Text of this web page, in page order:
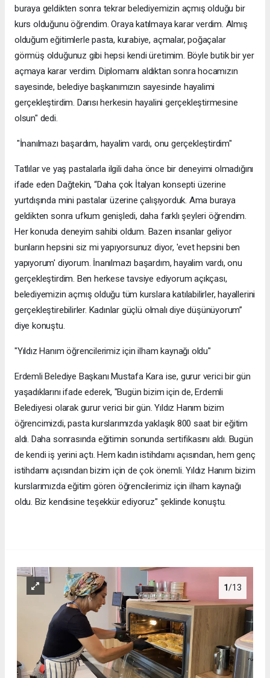
buraya geldikten sonra tekrar belediyemizin açmış olduğu bir
kurs olduğunu öğrendim. Oraya katılmaya karar verdim. Almış
olduğum eğitimlerle pasta, kurabiye, açmalar, poğaçalar
görmüş olduğunuz gibi hepsi kendi üretimim. Böyle butik bir yer
açmaya karar verdim. Diplomamı aldıktan sonra hocamızın
sayesinde, belediye başkanımızın sayesinde hayalimi
gerçekleştirdim. Darısı herkesin hayalini gerçekleştirmesine
olsun" dedi.
"İnanılmazı başardım, hayalim vardı, onu gerçekleştirdim"
Tatlılar ve yaş pastalarla ilgili daha önce bir deneyimi olmadığını
ifade eden Dağtekin, “Daha çok İtalyan konsepti üzerine
yurtdışında mini pastalar üzerine çalışıyorduk. Ama buraya
geldikten sonra ufkum genişledi, daha farklı şeyleri öğrendim.
Her konuda deneyim sahibi oldum. Bazen insanlar geliyor
bunların hepsini siz mi yapıyorsunuz diyor, 'evet hepsini ben
yapıyorum' diyorum. İnanılmazı başardım, hayalim vardı, onu
gerçekleştirdim. Ben herkese tavsiye ediyorum açıkçası,
belediyemizin açmış olduğu tüm kurslara katılabilirler, hayallerini
gerçekleştirebilirler. Kadınlar güçlü olmalı diye düşünüyorum”
diye konuştu.
"Yıldız Hanım öğrencilerimiz için ilham kaynağı oldu"
Erdemli Belediye Başkanı Mustafa Kara ise, gurur verici bir gün
yaşadıklarını ifade ederek, "Bugün bizim için de, Erdemli
Belediyesi olarak gurur verici bir gün. Yıldız Hanım bizim
öğrencimizdi, pasta kurslarımızda yaklaşık 800 saat bir eğitim
aldı. Daha sonrasında eğitimin sonunda sertifikasını aldı. Bugün
de kendi iş yerini açtı. Hem kadın istihdamı açısından, hem genç
istihdamı açısından bizim için de çok önemli. Yıldız Hanım bizim
kurslarımızda eğitim gören öğrencilerimiz için ilham kaynağı
oldu. Biz kendisine teşekkür ediyoruz" şeklinde konuştu.
1/13